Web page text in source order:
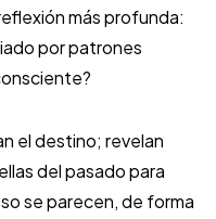
más profunda:
por patrones
el destino; revelan
del pasado para
se parecen, de forma